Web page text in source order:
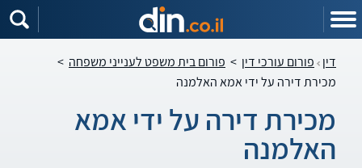
דין פורום עורכי דין > פורום בית משפט לענייני משפחה >
מכירת דירה על ידי אמא האלמנה
מכירת דירה על ידי אמא
האלמנה